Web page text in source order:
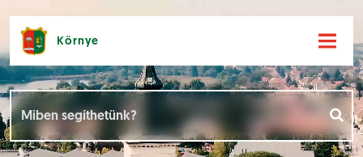
Környe
Hírek []